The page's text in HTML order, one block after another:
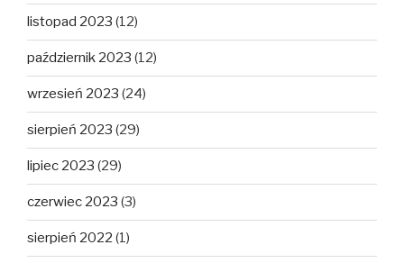
listopad 2023 (12)
październik 2023 (12)
wrzesień 2023 (24)
sierpień 2023 (29)
lipiec 2023 (29)
czerwiec 2023 (3)
sierpień 2022 (1)